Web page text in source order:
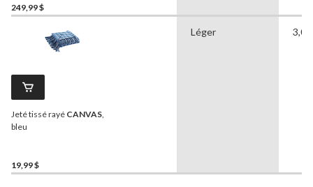
249,99 $
Jeté tissé rayé CANVAS,
bleu
19,99 $
Léger